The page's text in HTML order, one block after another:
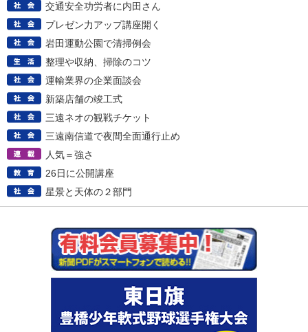
交通安全功労者に内田さん
プレゼン力アップ講座開く
岩田運動公園で清掃例会
整理や収納、掃除のコツ
運輸業界の企業面談会
新築店舗の竣工式
三遠ネオの観戦チケット
三遠南信道で夜間全面通行止め
人気＝強さ
26日に公開講座
星景と天体の２部門